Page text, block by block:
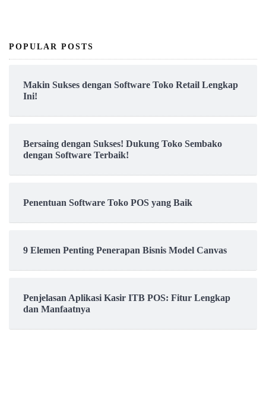
POPULAR POSTS
Makin Sukses dengan Software Toko Retail Lengkap
Ini!
Bersaing dengan Sukses! Dukung Toko Sembako
dengan Software Terbaik!
Penentuan Software Toko POS yang Baik
9 Elemen Penting Penerapan Bisnis Model Canvas
Penjelasan Aplikasi Kasir ITB POS: Fitur Lengkap
dan Manfaatnya